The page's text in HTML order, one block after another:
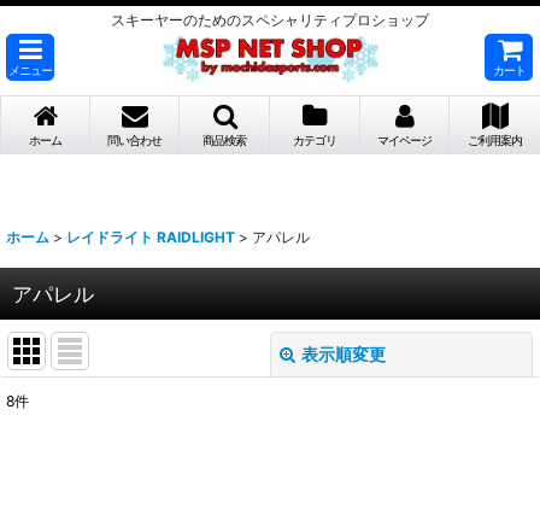
スキーヤーのためのスペシャリティプロショップ
メニュー カート
ホーム 問い合わせ 商品検索 カテゴリ マイページ ご利用案内
ホーム > レイドライト RAIDLIGHT > アパレル
アパレル
表示順変更
8件